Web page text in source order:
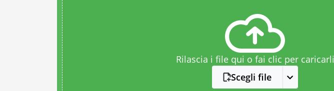
Rilascia i file qui o fai clic per caricarli
Scegli file